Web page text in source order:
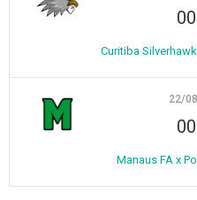
Curitiba
22/
Manaus FA x